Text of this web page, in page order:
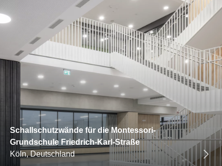
Schallschutzwände für die Montessori-
Grundschule Friedrich-Karl-Straße
Köln, Deutschland